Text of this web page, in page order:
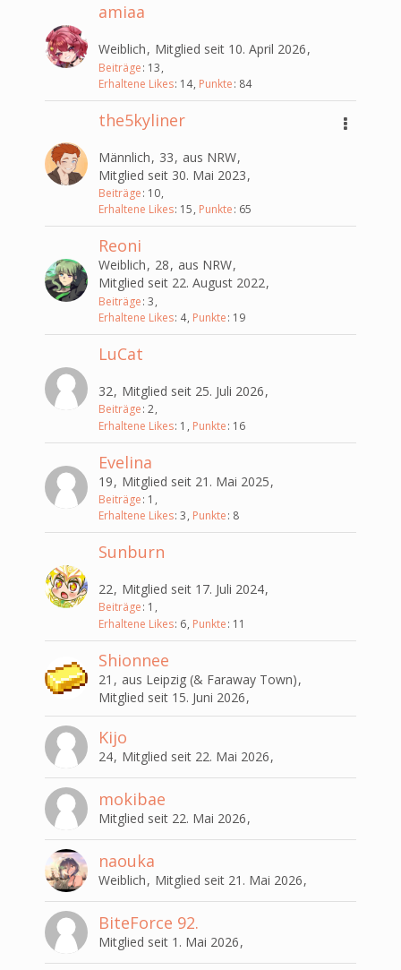
amiaa
Weiblich Mitglied seit 10. April 2026
Beiträge 13
Erhaltene Likes 14 Punkte 84
the5kyliner
Männlich 33
aus NRW
Mitglied seit 30. Mai 2023
Beiträge 10
Erhaltene Likes 15 Punkte 65
Reoni
Weiblich 28
aus NRW
Mitglied seit 22. August 2022
Beiträge 3
Erhaltene Likes 4 Punkte 19
LuCat
32 Mitglied seit 25. Juli 2026
Beiträge 2
Erhaltene Likes 1 Punkte 16
Evelina
19 Mitglied seit 21. Mai 2025
Beiträge 1
Erhaltene Likes 3 Punkte 8
Sunburn
22 Mitglied seit 17. Juli 2024
Beiträge 1
Erhaltene Likes 6 Punkte 11
Shionnee
21
aus Leipzig (& Faraway Town)
Mitglied seit 15. Juni 2026
Kijo
24 Mitglied seit 22. Mai 2026
mokibae
Mitglied seit 22. Mai 2026
naouka
Weiblich Mitglied seit 21. Mai 2026
BiteForce 92.
Mitglied seit 1. Mai 2026